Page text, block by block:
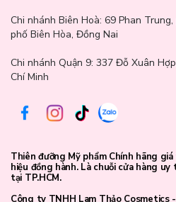
Chi nhánh Biên Hoà: 69 Phan
phố Biên Hòa, Đồng Nai
Chi nhánh Quận 9: 337 Đỗ Xuân
Chí Minh
Thiên đưỡng Mỹ phẩm Chính hãng
hiệu đồng hành. Là chuỗi cửa hàng
tại TP.HCM.
Công ty TNHH Lam Thảo Cosmetics